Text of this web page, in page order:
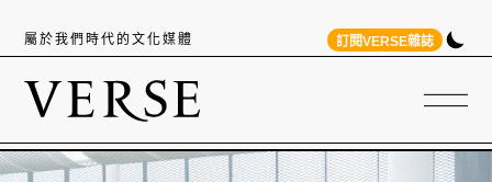
屬於我們時代的文化媒體 訂閱VERSE雜誌